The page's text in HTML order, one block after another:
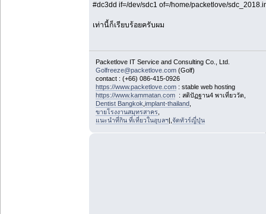
#dc3dd if=/dev/sdc1 of=/home/packetlove/
เท่านี้ก็เรียบร้อยครับผม
Packetlove IT Service and Consulting Co., Ltd.
Golfreeze@packetlove.com(Golf)
contact : (+66) 086-415-0926
https://www.packetlove.com: stable web hosting
https://www.kammatan.com: สติปัฏฐาน4 พาเที่ยววัด,
Dentist Bangkok implant-thailand,
ขายโรงงานสมุทรสาคร,
แนะนำที่กิน ที่เที่ยวในอุบลฯ|, จัดทัวร์ญี่ปุ่น